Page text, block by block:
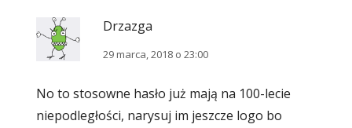
Drzazga
29 marca, 2018 o 23:00
No to stosowne hasło już mają na 100-lecie
niepodległości, narysuj im jeszcze logo bo